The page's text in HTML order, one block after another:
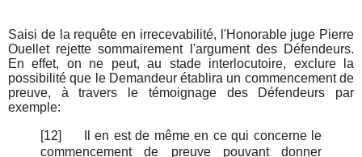
Saisi de la requête en irrecevabilité, l'Honorable juge Pierre
Ouellet rejette sommairement l'argument des Défendeurs.
En effet, on ne peut, au stade interlocutoire, exclure la
possibilité que le Demandeur établira un commencement de
preuve, à travers le témoignage des Défendeurs par
exemple:
[12]
Il en est de même en ce qui concerne le
commencement de preuve pouvant donner